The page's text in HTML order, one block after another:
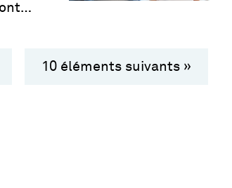
10 éléments suivants »